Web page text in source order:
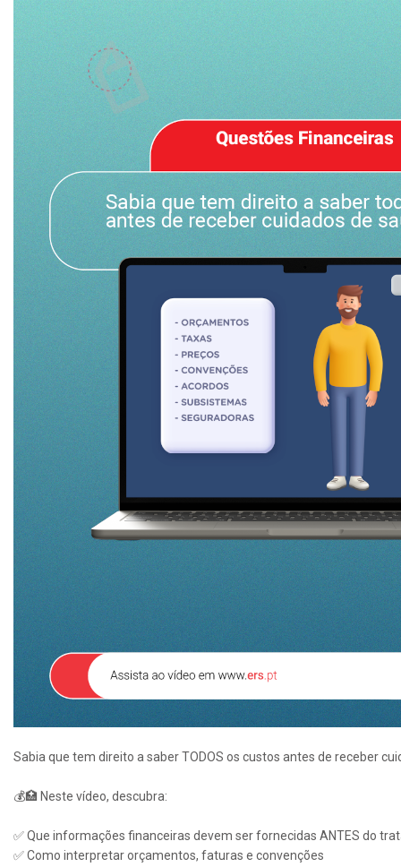
Sabia que tem direito a saber TODOS os custos antes de receber
💰🏥 Neste vídeo, descubra:
✅ Que informações financeiras devem ser fornecidas ANTES do
✅ Como interpretar orçamentos, faturas e convenções